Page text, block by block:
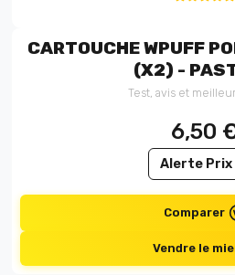
CARTOUCHE WPUFF
(X2) -
Test, avis et
6,50
Alerte Prix
Comparer
Vendre le